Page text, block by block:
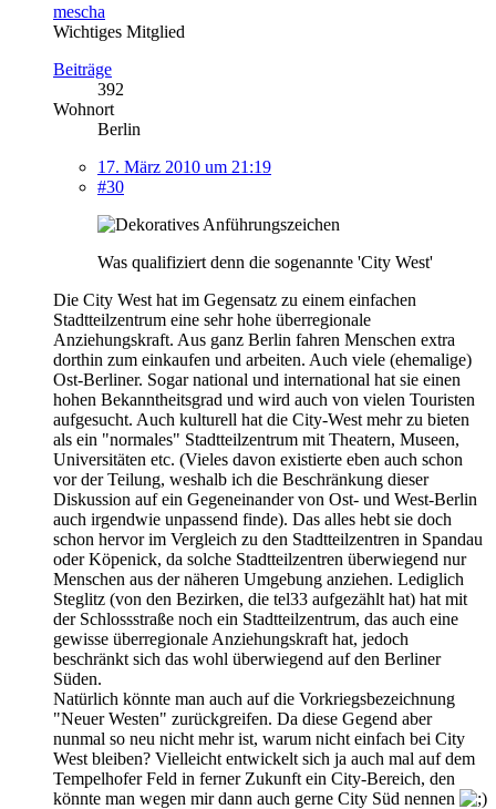
mescha
Wichtiges Mitglied
Beiträge
392
Wohnort
Berlin
17. März 2010 um 21:19
#30
Was qualifiziert denn die sogenannte 'City West'
Die City West hat im Gegensatz zu einem einfachen
Stadtteilzentrum eine sehr hohe überregionale
Anziehungskraft. Aus ganz Berlin fahren Menschen extra
dorthin zum einkaufen und arbeiten. Auch viele (ehemalige)
Ost-Berliner. Sogar national und international hat sie einen
hohen Bekanntheitsgrad und wird auch von vielen Touristen
aufgesucht. Auch kulturell hat die City-West mehr zu bieten
als ein "normales" Stadtteilzentrum mit Theatern, Museen,
Universitäten etc. (Vieles davon existierte eben auch schon
vor der Teilung, weshalb ich die Beschränkung dieser
Diskussion auf ein Gegeneinander von Ost- und West-Berlin
auch irgendwie unpassend finde). Das alles hebt sie doch
schon hervor im Vergleich zu den Stadtteilzentren in Spandau
oder Köpenick, da solche Stadtteilzentren überwiegend nur
Menschen aus der näheren Umgebung anziehen. Lediglich
Steglitz (von den Bezirken, die tel33 aufgezählt hat) hat mit
der Schlossstraße noch ein Stadtteilzentrum, das auch eine
gewisse überregionale Anziehungskraft hat, jedoch
beschränkt sich das wohl überwiegend auf den Berliner
Süden.
Natürlich könnte man auch auf die Vorkriegsbezeichnung
"Neuer Westen" zurückgreifen. Da diese Gegend aber
nunmal so neu nicht mehr ist, warum nicht einfach bei City
West bleiben? Vielleicht entwickelt sich ja auch mal auf dem
Tempelhofer Feld in ferner Zukunft ein City-Bereich, den
könnte man wegen mir dann auch gerne City Süd nennen